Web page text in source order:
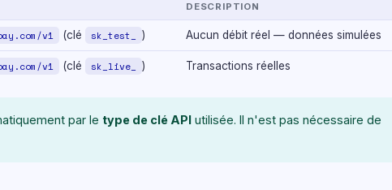
DESCRIPTION
v1 (clé sk_test_ ) Aucun débit réel — données simulées
v1 (clé sk_live_ ) Transactions réelles
par le type de clé API utilisée. Il n'est pas nécessaire de